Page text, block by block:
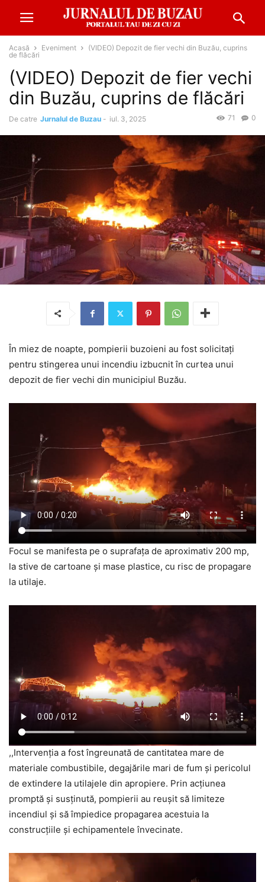
Acasă Eveniment
(VIDEO) Depozit de fier vechi din Buzău, cuprins
de flăcări
(VIDEO) Depozit de fier vechi
din Buzău, cuprins de flăcări
De catre Jurnalul de Buzau - iul. 3, 2025 0
71
În miez de noapte, pompierii buzoieni au fost solicitați
pentru stingerea unui incendiu izbucnit în curtea unui
depozit de fier vechi din municipiul Buzău.
Focul se manifesta pe o suprafața de aproximativ 200 mp,
la stive de cartoane și mase plastice, cu risc de propagare
la utilaje.
,,Intervenția a fost îngreunată de cantitatea mare de
materiale combustibile, degajările mari de fum și pericolul
de extindere la utilajele din apropiere. Prin acțiunea
promptă și susținută, pompierii au reușit să limiteze
incendiul și să împiedice propagarea acestuia la
construcțiile și echipamentele învecinate.